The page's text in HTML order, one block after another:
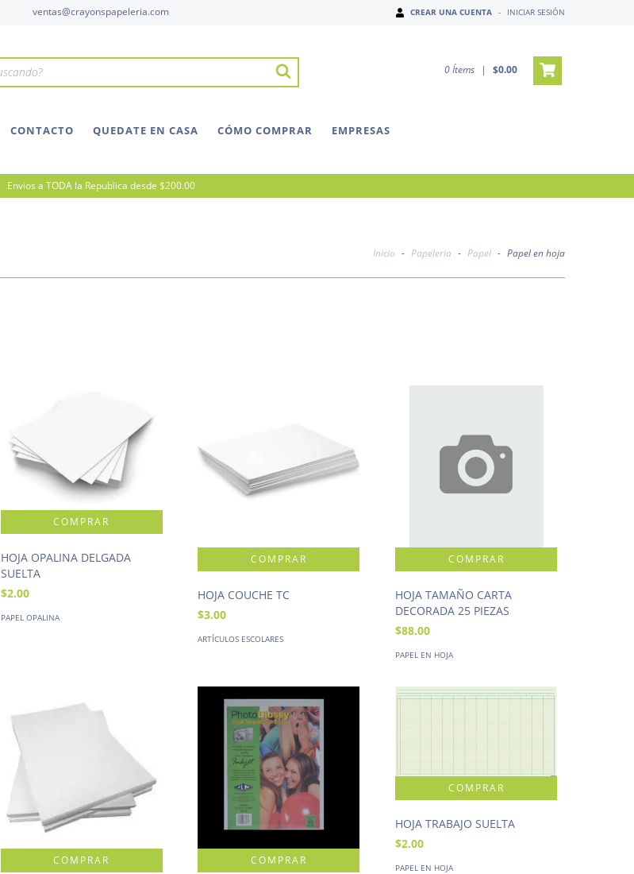
ventas@crayonspapeleria.com CREAR UNA CUENTA - INICIAR SESIÓN
0Ítems | $0.00
CONTACTO QUEDATE EN CASA CÓMO COMPRAR
EMPRESAS
Envios a TODA la Republica desde $200.00
Inicio - Papeleria - Papel - Papel en hoja
HOJA OPALINA DELGADA
SUELTA
$2.00
PAPEL OPALINA
HOJA COUCHE TC
$3.00
ARTÍCULOS ESCOLARES
HOJA TAMAÑO CARTA
DECORADA 25 PIEZAS
$88.00
PAPEL EN HOJA
HOJA TRABAJO SUELTA
$2.00
PAPEL EN HOJA